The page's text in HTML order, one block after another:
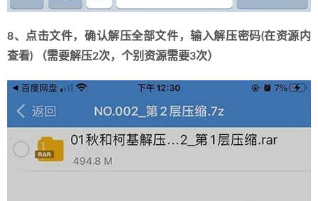
8、点击文件，确认解压全部文件，输入解压密码(在资源内
查看) （需要解压2次，个别资源需要3次）